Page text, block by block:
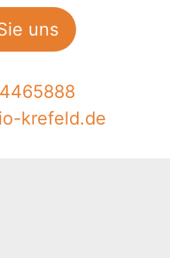
uns
krefeld.de